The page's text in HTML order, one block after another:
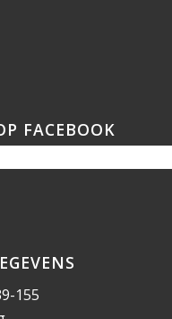
FACEBOOK
155